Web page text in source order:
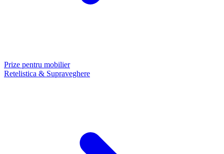
Prize pentru mobilier
Retelistica & Supraveghere